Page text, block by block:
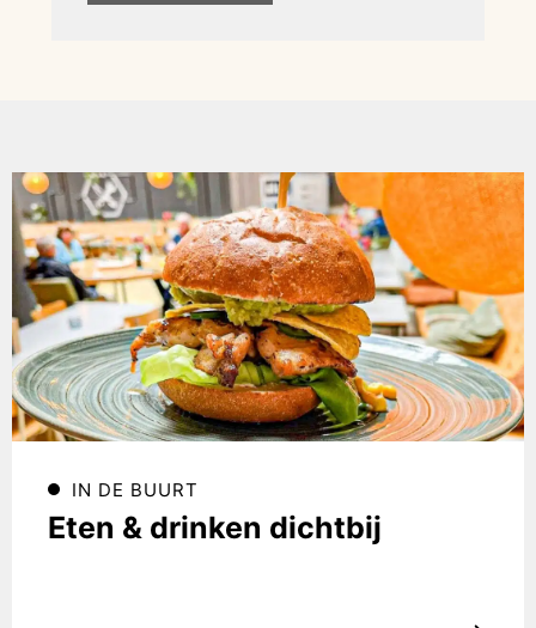
IN DE BUURT
Eten & drinken dichtbij